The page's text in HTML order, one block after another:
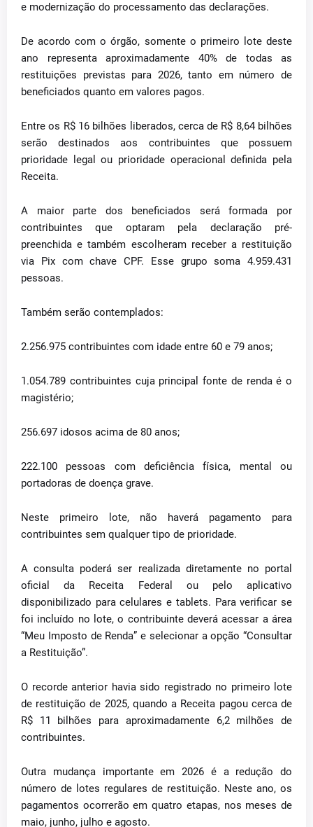
e modernização do processamento das declarações.
De acordo com o órgão, somente o primeiro lote deste
ano representa aproximadamente 40% de todas as
restituições previstas para 2026, tanto em número de
beneficiados quanto em valores pagos.
Entre os R$ 16 bilhões liberados, cerca de R$ 8,64 bilhões
serão destinados aos contribuintes que possuem
prioridade legal ou prioridade operacional definida pela
Receita.
A maior parte dos beneficiados será formada por
contribuintes que optaram pela declaração pré-
preenchida e também escolheram receber a restituição
via Pix com chave CPF. Esse grupo soma 4.959.431
pessoas.
Também serão contemplados:
2.256.975 contribuintes com idade entre 60 e 79 anos;
1.054.789 contribuintes cuja principal fonte de renda é o
magistério;
256.697 idosos acima de 80 anos;
222.100 pessoas com deficiência física, mental ou
portadoras de doença grave.
Neste primeiro lote, não haverá pagamento para
contribuintes sem qualquer tipo de prioridade.
A consulta poderá ser realizada diretamente no portal
oficial da Receita Federal ou pelo aplicativo
disponibilizado para celulares e tablets. Para verificar se
foi incluído no lote, o contribuinte deverá acessar a área
“Meu Imposto de Renda” e selecionar a opção “Consultar
a Restituição”.
O recorde anterior havia sido registrado no primeiro lote
de restituição de 2025, quando a Receita pagou cerca de
R$ 11 bilhões para aproximadamente 6,2 milhões de
contribuintes.
Outra mudança importante em 2026 é a redução do
número de lotes regulares de restituição. Neste ano, os
pagamentos ocorrerão em quatro etapas, nos meses de
maio, junho, julho e agosto.